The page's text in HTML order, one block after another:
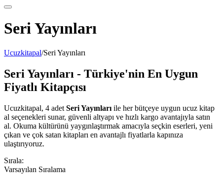
Seri Yayınları
Ucuzkitapal/Seri Yayınları
Seri Yayınları - Türkiye'nin En Uygun
Fiyatlı Kitapçısı
Ucuzkitapal, 4 adet Seri Yayınları ile her bütçeye uygun ucuz kitap
al seçenekleri sunar, güvenli altyapı ve hızlı kargo avantajıyla satın
al. Okuma kültürünü yaygınlaştırmak amacıyla seçkin eserleri, yeni
çıkan ve çok satan kitapları en avantajlı fiyatlarla kapınıza
ulaştırıyoruz.
Sırala:
Varsayılan Sıralama